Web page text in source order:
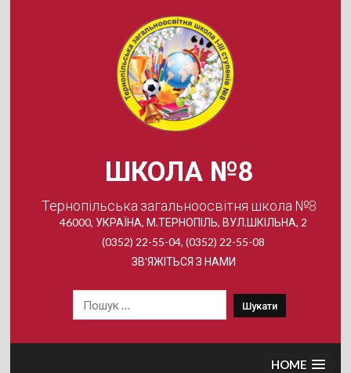
ШКОЛА №8
Тернопільська загальноосвітня школа №8
46000, УКРАЇНА, М.ТЕРНОПІЛЬ, ВУЛ.ШКІЛЬНА, 2
(0352) 22-55-04, (0352) 22-55-08
ЗВ'ЯЖІТЬСЯ З НАМИ
HOME